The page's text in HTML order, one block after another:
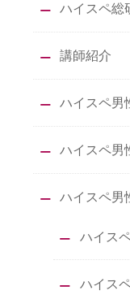
ハイスペ総
講師紹介
ハイスペ男
ハイスペ男
ハイスペ男
ハイス
ハイス